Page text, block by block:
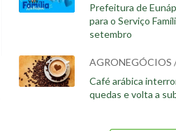
Prefeitura de
para o Serviço
setembro
AGRONEGÓCIOS
Café arábica
quedas e volta a